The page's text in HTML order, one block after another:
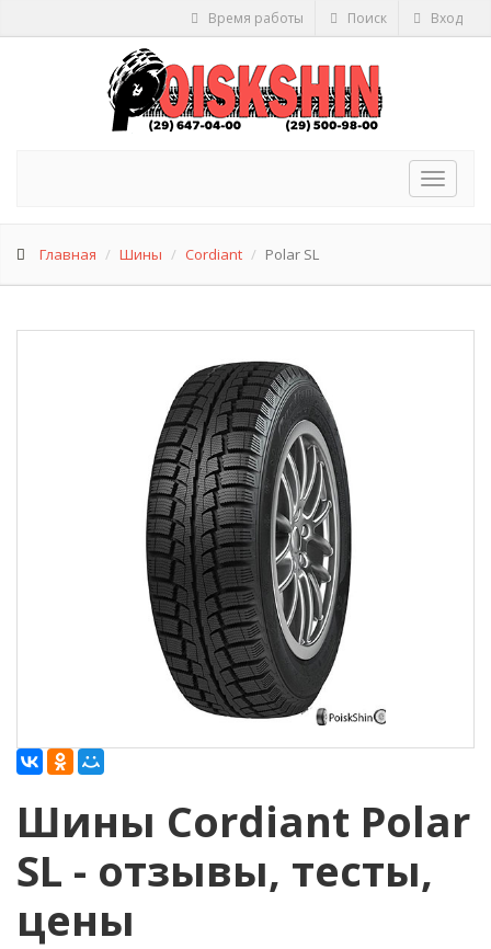
Время работы Поиск Вход
Toggle
Главная Шины Cordiant Polar SL
Шины Cordiant Polar
SL - отзывы, тесты,
цены